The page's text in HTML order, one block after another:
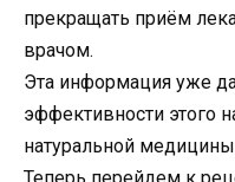
прекращать приём
врачом.
Эта информация уже
эффективности этого
натуральной